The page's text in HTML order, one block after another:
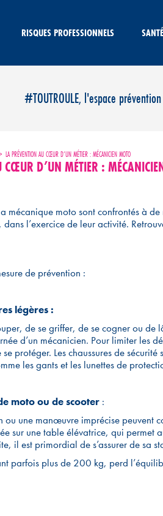
RISQUES PROFESSIONNELS
#TOUTROULE, l'espace
LA PRÉVENTION AU CŒUR D’UN MÉTIER : MÉCANICIEN MOTO
CŒUR D’UN MÉTIER :
mécanique moto sont confrontés à
l’exercice de leur activité.
de prévention :
légères :
de se griffer, de se cogner ou de
d’un mécanicien. Pour limiter les
protéger. Les chaussures de sécurité
les gants et les lunettes de
moto ou de scooter :
ou une manœuvre imprécise peuvent
sur une table élévatrice, qui permet
il est primordial de s’assurer de sa
parfois plus de 200 kg, perd